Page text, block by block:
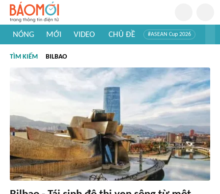
NÓNG MỚI VIDEO CHỦ ĐỀ #ASEAN Cup 2026
#Khám phá thế giới
TÌM KIẾM BILBAO